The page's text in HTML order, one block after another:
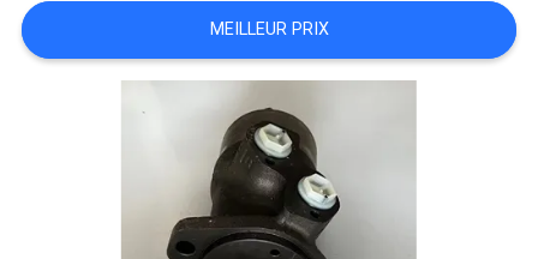
CONTACTEZ-
NOUS
MEILLEUR PRIX